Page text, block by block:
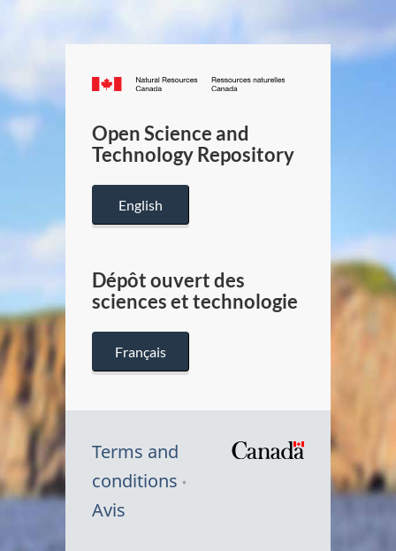
Canada.ca
/
Canada
Open Science and
Technology Repository
English
Dépôt ouvert des
sciences et technologie
Français
Terms and
conditions
Avis
Symbole